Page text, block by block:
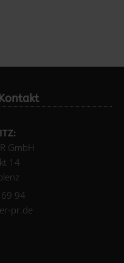
GmbH
14
94
pr.de